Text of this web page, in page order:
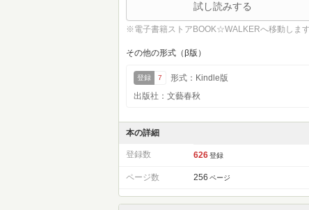
試し読みする
※電子書籍ストアBOOK☆WALKERへ移動します
その他の形式（β版）
登録 7
形式：Kindle版
出版社：文藝春秋
本の詳細
登録数 626 登録
ページ数 256 ページ